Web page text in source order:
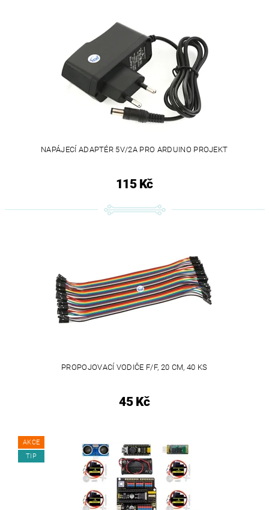
NAPÁJECÍ ADAPTÉR 5V/2A PRO ARDUINO PROJEKT
115 Kč
PROPOJOVACÍ VODIČE F/F, 20 CM, 40 KS
45 Kč
AKCE
TIP